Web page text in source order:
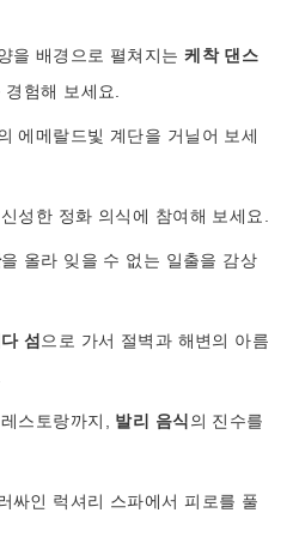
을 배경으로 펼쳐지는케착 댄스
경험해 보세요.
에메랄드빛 계단을 거닐어 보세
성한 정화 의식에 참여해 보세요.
을 올라 잊을 수 없는 일출을 감상
섬 으로 가서 절벽과 해변의 아름
스토랑까지, 발리 음식 의 진수를
싸인 럭셔리 스파에서 피로를 풀